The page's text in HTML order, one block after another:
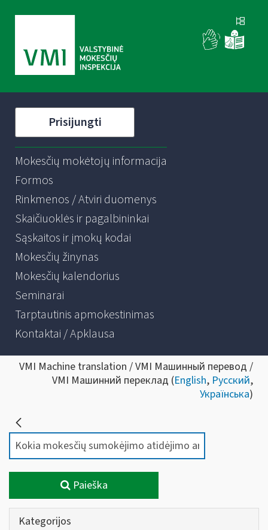
Prisijungti
Mokesčių mokėtojų informacija
Formos
Rinkmenos / Atviri duomenys
Skaičiuoklės ir pagalbininkai
Sąskaitos ir įmokų kodai
Mokesčių žinynas
Mokesčių kalendorius
Seminarai
Tarptautinis apmokestinimas
Kontaktai / Apklausa
VMI Machine translation / VMI Машинный перевод /
VMI Машинний переклад (English, Русский,
Українська)
Paieška
Kategorijos